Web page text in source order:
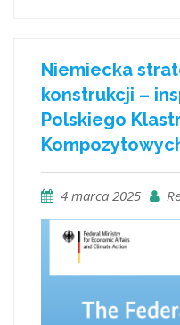
Niemiecka
konstrukcji –
Polskiego
4 marca 2025